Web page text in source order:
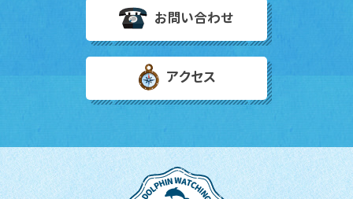
お問い合わせ
アクセス